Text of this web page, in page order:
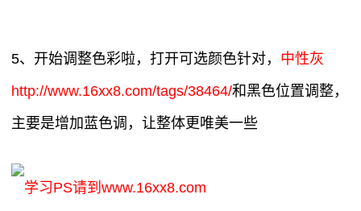
5、开始调整色彩啦，打开可选颜色针对， 中性灰
http://www.16xx8.com/tags/38464/和黑色位置调整，
主要是增加蓝色调，让整体更唯美一些
学习PS请到www.16xx8.com